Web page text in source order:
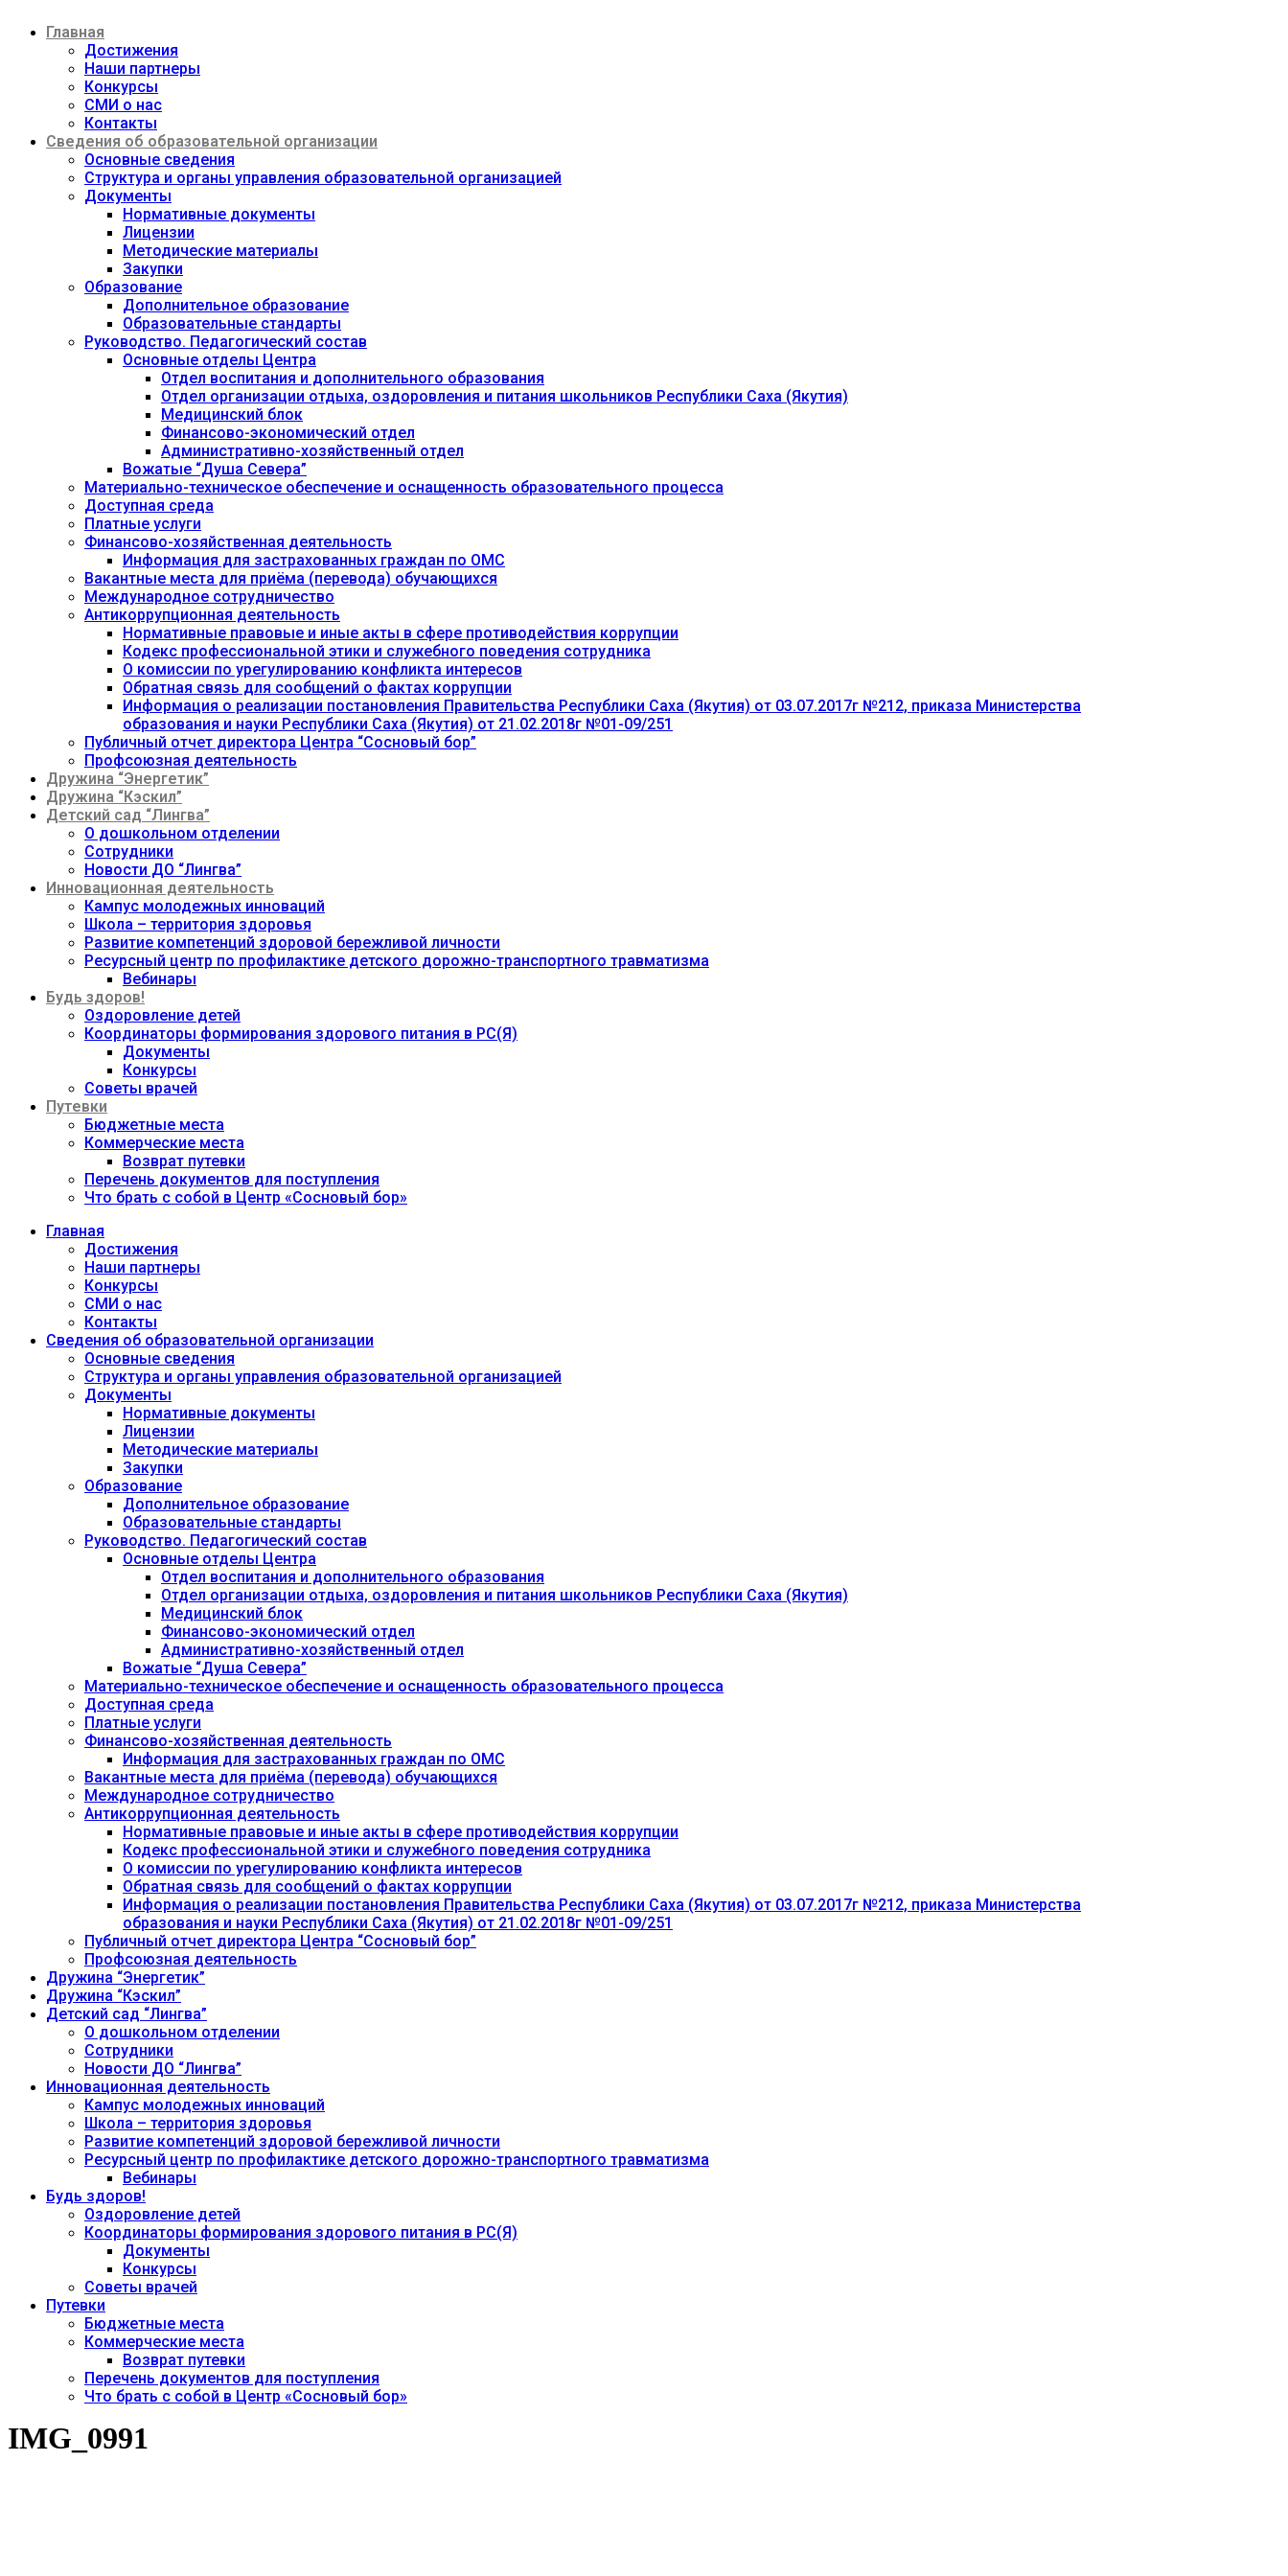
содержимому
Главная
Достижения
Наши партнеры
Конкурсы
СМИ о нас
Контакты
Сведения об образовательной организации
Основные сведения
Структура и органы управления образовательной организацией
Документы
Нормативные документы
Лицензии
Методические материалы
Закупки
Образование
Дополнительное образование
Образовательные стандарты
Руководство. Педагогический состав
Основные отделы Центра
Отдел воспитания и дополнительного образования
Отдел организации отдыха, оздоровления и питания школьников Республики Саха (Якутия)
Медицинский блок
Финансово-экономический отдел
Административно-хозяйственный отдел
Вожатые “Душа Севера”
Материально-техническое обеспечение и оснащенность образовательного процесса
Доступная среда
Платные услуги
Финансово-хозяйственная деятельность
Информация для застрахованных граждан по ОМС
Вакантные места для приёма (перевода) обучающихся
Международное сотрудничество
Антикоррупционная деятельность
Нормативные правовые и иные акты в сфере противодействия коррупции
Кодекс профессиональной этики и служебного поведения сотрудника
О комиссии по урегулированию конфликта интересов
Обратная связь для сообщений о фактах коррупции
Информация о реализации постановления Правительства Республики Саха (Якутия) от 03.07.2017г №212, приказа Министерства
образования и науки Республики Саха (Якутия) от 21.02.2018г №01-09/251
Публичный отчет директора Центра “Сосновый бор”
Профсоюзная деятельность
Дружина “Энергетик”
Дружина “Кэскил”
Детский сад “Лингва”
О дошкольном отделении
Сотрудники
Новости ДО “Лингва”
Инновационная деятельность
Кампус молодежных инноваций
Школа – территория здоровья
Развитие компетенций здоровой бережливой личности
Ресурсный центр по профилактике детского дорожно-транспортного травматизма
Вебинары
Будь здоров!
Оздоровление детей
Координаторы формирования здорового питания в РС(Я)
Документы
Конкурсы
Советы врачей
Путевки
Бюджетные места
Коммерческие места
Возврат путевки
Перечень документов для поступления
Что брать с собой в Центр «Сосновый бор»
Главная
Достижения
Наши партнеры
Конкурсы
СМИ о нас
Контакты
Сведения об образовательной организации
Основные сведения
Структура и органы управления образовательной организацией
Документы
Нормативные документы
Лицензии
Методические материалы
Закупки
Образование
Дополнительное образование
Образовательные стандарты
Руководство. Педагогический состав
Основные отделы Центра
Отдел воспитания и дополнительного образования
Отдел организации отдыха, оздоровления и питания школьников Республики Саха (Якутия)
Медицинский блок
Финансово-экономический отдел
Административно-хозяйственный отдел
Вожатые “Душа Севера”
Материально-техническое обеспечение и оснащенность образовательного процесса
Доступная среда
Платные услуги
Финансово-хозяйственная деятельность
Информация для застрахованных граждан по ОМС
Вакантные места для приёма (перевода) обучающихся
Международное сотрудничество
Антикоррупционная деятельность
Нормативные правовые и иные акты в сфере противодействия коррупции
Кодекс профессиональной этики и служебного поведения сотрудника
О комиссии по урегулированию конфликта интересов
Обратная связь для сообщений о фактах коррупции
Информация о реализации постановления Правительства Республики Саха (Якутия) от 03.07.2017г №212, приказа Министерства
образования и науки Республики Саха (Якутия) от 21.02.2018г №01-09/251
Публичный отчет директора Центра “Сосновый бор”
Профсоюзная деятельность
Дружина “Энергетик”
Дружина “Кэскил”
Детский сад “Лингва”
О дошкольном отделении
Сотрудники
Новости ДО “Лингва”
Инновационная деятельность
Кампус молодежных инноваций
Школа – территория здоровья
Развитие компетенций здоровой бережливой личности
Ресурсный центр по профилактике детского дорожно-транспортного травматизма
Вебинары
Будь здоров!
Оздоровление детей
Координаторы формирования здорового питания в РС(Я)
Документы
Конкурсы
Советы врачей
Путевки
Бюджетные места
Коммерческие места
Возврат путевки
Перечень документов для поступления
Что брать с собой в Центр «Сосновый бор»
IMG_0991